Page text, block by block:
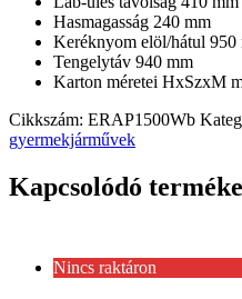
Hasmagasság 240 mm
Keréknyom elöl/hátul 950
Tengelytáv 940 mm
Karton méretei HxSzxM
Cikkszám: ERAP1500Wb
gyermekjárművek
Kapcsolódó
Nincs raktáron